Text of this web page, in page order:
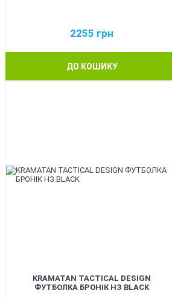
2255 грн
ДО КОШИКУ
KRAMATAN TACTICAL DESIGN
ФУТБОЛКА БРОНІК НЗ BLACK